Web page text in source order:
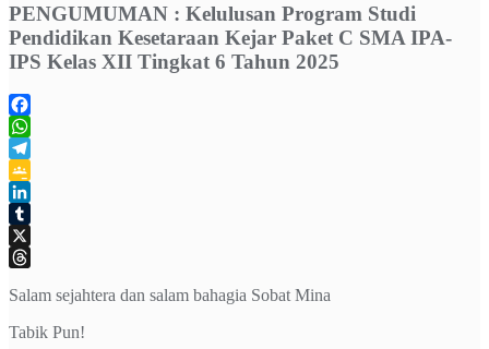
PENGUMUMAN : Kelulusan Program Studi
Pendidikan Kesetaraan Kejar Paket C SMA IPA-
IPS Kelas XII Tingkat 6 Tahun 2025
Facebook
WhatsApp
Telegram
Google
Classroom
LinkedIn
Tumblr
X
Salam sejahtera dan salam bahagia Sobat Mina
Tabik Pun!